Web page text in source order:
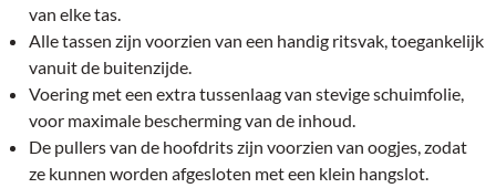
van elke tas.
Alle tassen zijn voorzien van een handig ritsvak, toegankelijk
vanuit de buitenzijde.
Voering met een extra tussenlaag van stevige schuimfolie,
voor maximale bescherming van de inhoud.
De pullers van de hoofdrits zijn voorzien van oogjes, zodat
ze kunnen worden afgesloten met een klein hangslot.